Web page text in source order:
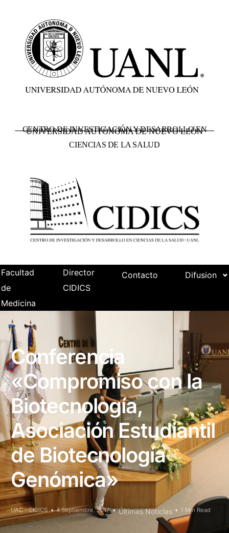
UNIVERSIDAD AUTÓNOMA DE NUEVO LEÓN
CENTRO DE INVESTIGACIÓN Y DESARROLLO EN
CIENCIAS DE LA SALUD
Facultad
de
Medicina
Director
CIDICS
Contacto Difusion
Conferencia
«Compromiso con la
Biotecnología,
Asociación Estudiantil
de Biotecnología
Genómica»
UAC - CIDICS 4 Septiembre, 2017 Últimas Noticias 1 Min Read